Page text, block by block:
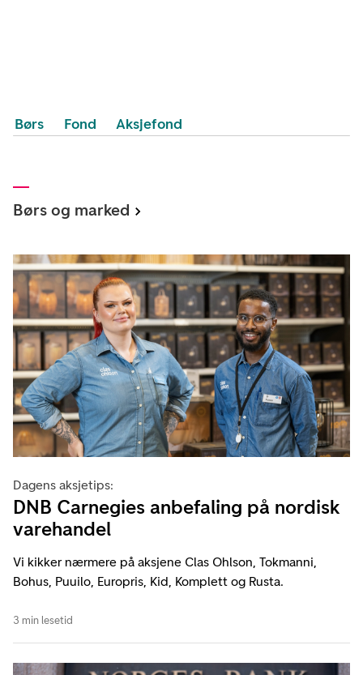
Børs Fond Aksjefond
Børs og marked
Dagens aksjetips:
DNB Carnegies anbefaling på nordisk
varehandel
Vi kikker nærmere på aksjene Clas Ohlson, Tokmanni,
Bohus, Puuilo, Europris, Kid, Komplett og Rusta.
3 min lesetid